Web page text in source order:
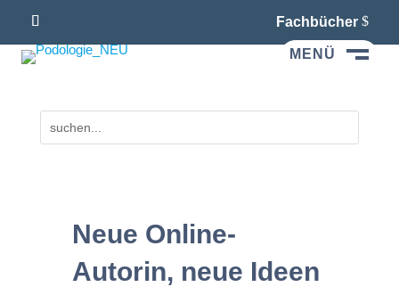
Fachbücher
MENÜ
Neue Online-
Autorin, neue Ideen